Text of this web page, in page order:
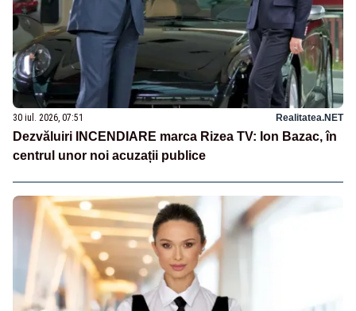
30 iul. 2026, 07:51 Realitatea.NET
Dezvăluiri INCENDIARE marca Rizea TV: Ion Bazac, în
centrul unor noi acuzații publice